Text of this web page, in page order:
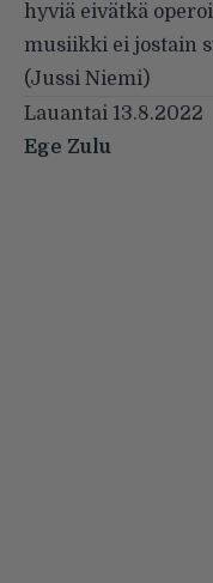
hyviä eivätkä
musiikki ei jostain
(Jussi Niemi)
Lauantai 13.8.2022
Ege Zulu